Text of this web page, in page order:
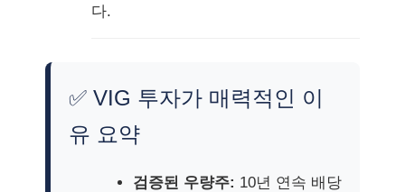
다.
✅ VIG 투자가 매력적인 이
유 요약
검증된 우량주: 10년 연속 배당